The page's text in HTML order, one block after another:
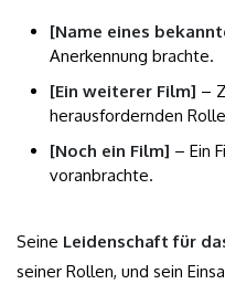
[Name eines
Anerkennung brachte.
[Ein weiterer Film] –
herausfordernden
[Noch ein Film] – Ein
voranbrachte.
Seine Leidenschaft für
seiner Rollen, und sein